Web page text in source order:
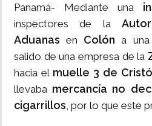
Panamá- Mediante una
inspectores de la
Aduanas en Colón a una
salido de una empresa de la
hacia el muelle 3 de
llevaba mercancía no
cigarrillos, por lo que este